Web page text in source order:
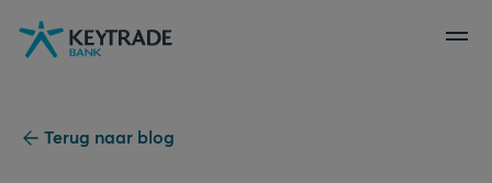
Naar
navigatie
Naar
aanmelden
Naar
inhoud
Terug naar blog